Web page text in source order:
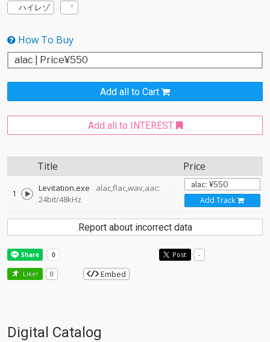
ハイレゾ
How To Buy
Add all to Cart
Add all to INTEREST
Title Price
1 Levitation.exe
alac,flac,wav,aac:
24bit/48kHz
Add Track
Report about incorrect data
Post -
Like! 0 Embed
Digital Catalog